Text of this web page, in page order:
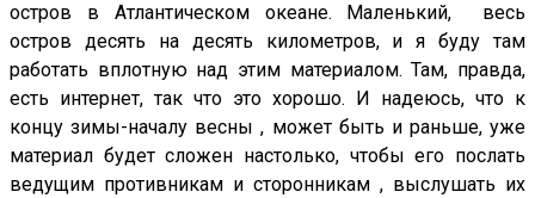
остров в Атлантическом океане. Маленький, весь
остров десять на десять километров, и я буду там
работать вплотную над этим материалом. Там, правда,
есть интернет, так что это хорошо. И надеюсь, что к
концу зимы-началу весны , может быть и раньше, уже
материал будет сложен настолько, чтобы его послать
ведущим противникам и сторонникам , выслушать их